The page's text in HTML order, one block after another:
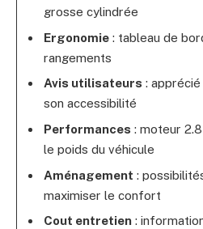
grosse cylindrée
Ergonomie: tableau de
rangements
Avis utilisateurs :
son accessibilité
Performances : moteur
le poids du véhicule
Aménagement :
maximiser le confort
Cout entretien: